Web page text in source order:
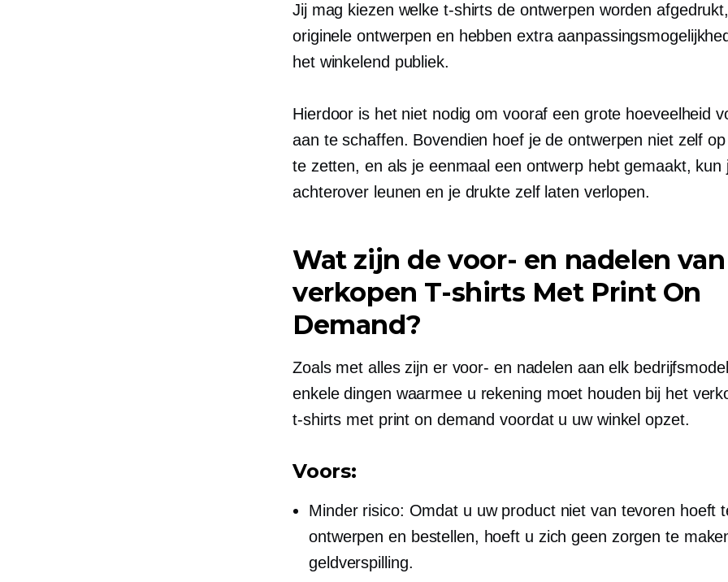
Jij mag kiezen welke t-shirts de ontwerpen worden
originele ontwerpen en hebben extra
het winkelend publiek.
Hierdoor is het niet nodig om vooraf een grote hoeveelheid
aan te schaffen. Bovendien hoef je de ontwerpen niet zelf
te zetten, en als je eenmaal een ontwerp hebt gemaakt, kun
achterover leunen en je drukte zelf laten verlopen.
Wat zijn de voor- en nadelen van
verkopen T-shirts Met Print On
Demand?
Zoals met alles zijn er voor- en nadelen aan elk
enkele dingen waarmee u rekening moet houden bij het
t-shirts met print on demand voordat u uw winkel opzet.
Voors:
Minder risico: Omdat u uw product niet van tevoren hoeft
ontwerpen en bestellen, hoeft u zich geen zorgen te
geldverspilling.